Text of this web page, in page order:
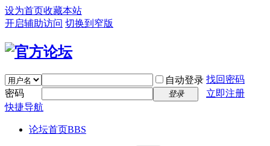
设为首页收藏本站
开启辅助访问 切换到窄版
自动登录 找回密码
密码
登录
立即注册
快捷导航
论坛首页BBS